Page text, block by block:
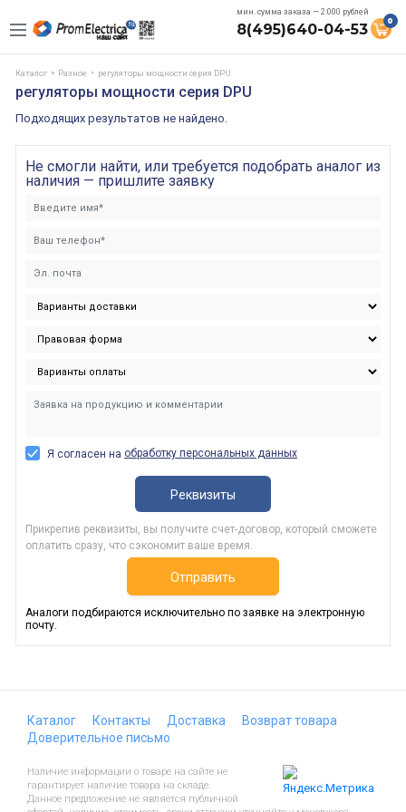
мин. сумма заказа — 2.000 рублей
8(495)640-04-53 0
Каталог Разное регуляторы мощности серия DPU
регуляторы мощности серия DPU
Подходящих результатов не найдено.
Не смогли найти, или требуется подобрать аналог из
наличия — пришлите заявку
Я согласен на обработку персональных данных
Реквизиты
Прикрепив реквизиты, вы получите счет-договор, который сможете
оплатить сразу, что сэкономит ваше время.
Отправить
Аналоги подбираются исключительно по заявке на электронную
почту.
Каталог Контакты Доставка
Возврат товара
Доверительное письмо
Наличие информации о товаре на сайте не
гарантирует наличие товара на складе.
Данное предложение не является публичной